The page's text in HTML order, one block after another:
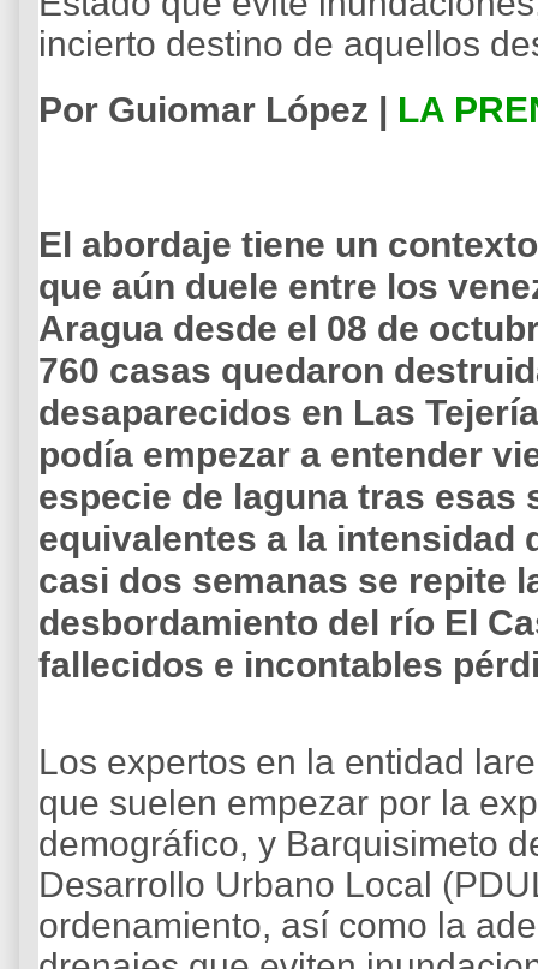
incierto destino de aquellos
Por Guiomar López | LA
El abordaje tiene un
que aún duele entre los
Aragua desde el 08 de
760 casas quedaron
desaparecidos en Las
podía empezar a entender
especie de laguna tras esas
equivalentes a la intensidad
casi dos semanas se repite
desbordamiento del río El
fallecidos e incontables
Los expertos en la entidad
que suelen empezar por la
demográfico, y Barquisimeto
Desarrollo Urbano Local
ordenamiento, así como la